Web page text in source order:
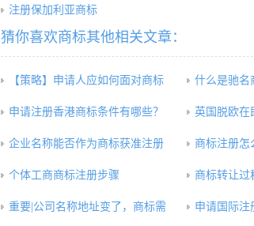
注册保加利亚商标
猜你喜欢商标其他相关文章：
【策略】申请人应如何面对商标 什么是驰名
申请注册香港商标条件有哪些？ 英国脱欧在
企业名称能否作为商标获准注册 商标注册怎
个体工商商标注册步骤 商标转让过
重要|公司名称地址变了，商标需 申请国际注